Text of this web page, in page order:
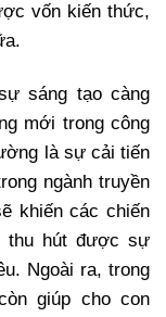
vốn kiến thức,
sáng tạo càng
mới trong công
là sự cải tiến
ngành truyền
khiến các chiến
thu hút được sự
Ngoài ra, trong
giúp cho con